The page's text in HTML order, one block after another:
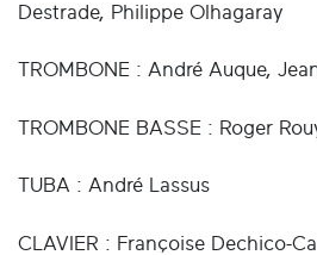
Destrade, Philippe Olhagaray
TROMBONE : André Auque,
TROMBONE BASSE : Roger
TUBA : André Lassus
CLAVIER : Françoise Dechico-